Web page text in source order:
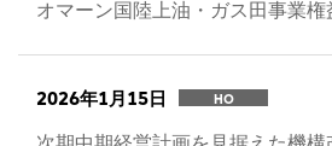
オマーン国陸上油・ガス田事業
2026年1月15日 HO